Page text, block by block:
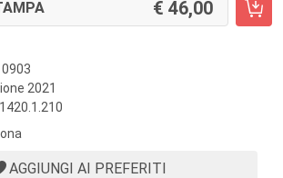
46,00
2021
1420.1.210
AGGIUNGI AI PREFERITI